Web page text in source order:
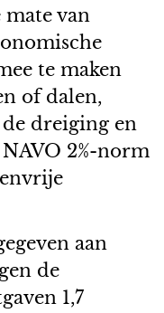
mate van
te maken
of dalen,
dreiging en
2%-norm
aan
de
1,7